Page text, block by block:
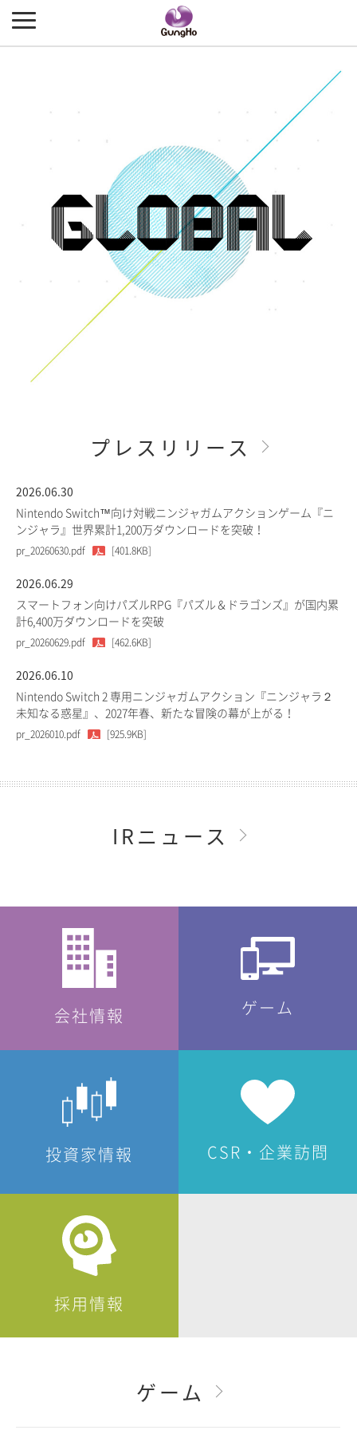
プレスリリース
2026.06.30
Nintendo Switch™向け対戦ニンジャガムアクションゲーム『ニ
ンジャラ』世界累計1,200万ダウンロードを突破！
pr_20260630.pdf [401.8KB]
2026.06.29
スマートフォン向けパズルRPG『パズル＆ドラゴンズ』が国内累
計6,400万ダウンロードを突破
pr_20260629.pdf [462.6KB]
2026.06.10
Nintendo Switch 2 専用ニンジャガムアクション『ニンジャラ２
未知なる惑星』、2027年春、新たな冒険の幕が上がる！
pr_2026010.pdf [925.9KB]
IRニュース
会社情報
ゲーム
投資家情報 CSR・企業訪問
採用情報
ゲーム